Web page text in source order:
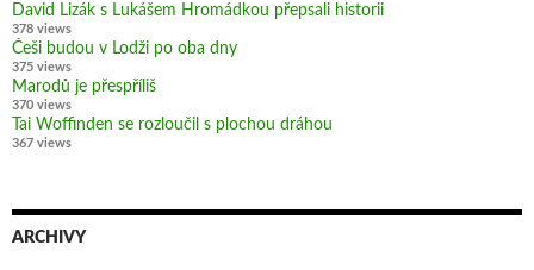
David Lizák s Lukášem Hromádkou přepsali historii
378 views
Češi budou v Lodži po oba dny
375 views
Marodů je přespříliš
370 views
Tai Woffinden se rozloučil s plochou dráhou
367 views
ARCHIVY